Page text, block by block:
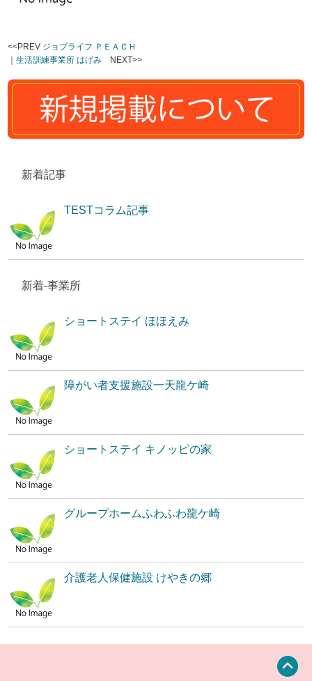
<<PREV ジョブライフ ＰＥＡＣＨ
｜生活訓練事業所 はげみ NEXT>>
新着記事
TESTコラム記事
新着-事業所
ショートステイ ほほえみ
障がい者支援施設一天龍ケ崎
ショートステイ キノッピの家
グループホームふわふわ龍ケ崎
介護老人保健施設 けやきの郷